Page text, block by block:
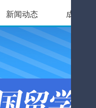
新闻动态 成功案